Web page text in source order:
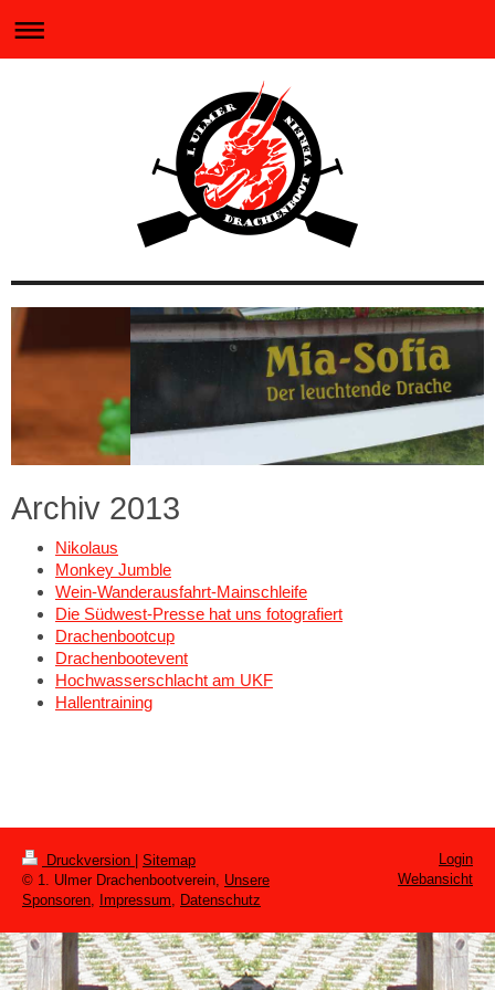
Archiv 2013
Nikolaus
Monkey Jumble
Wein-Wanderausfahrt-Mainschleife
Die Südwest-Presse hat uns fotografiert
Drachenbootcup
Drachenbootevent
Hochwasserschlacht am UKF
Hallentraining
Druckversion
Sitemap
© 1. Ulmer Drachenbootverein, Unsere
Sponsoren, Impressum, Datenschutz
Login
Webansicht